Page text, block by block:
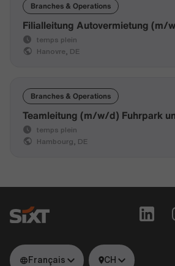
Branches & Operations
Filialleitung Autovermietung (m/
temps plein
Hanovre, DE
Branches & Operations
Teamleitung (m/w/d) Fuhrpark
temps plein
Hambourg, DE
Français CH